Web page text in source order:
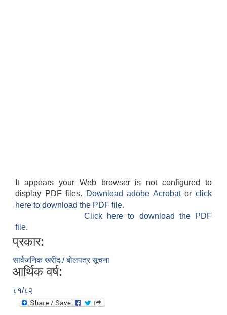
It appears your Web browser is not configured to
display PDF files.
Download adobe Acrobatorclick
here to download the PDF file.
Click here to download the PDF
file.
प्रकार:
सार्वजनिक खरीद / बोलपत्र सूचना
आर्थिक वर्ष:
८१/८२